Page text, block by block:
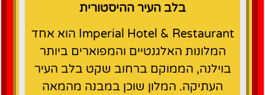
בלב העיר ההיסטורית
Imperial Hotel & Restaurant הוא אחד
המלונות האלגנטיים והמפוארים ביותר
בוילנה, הממוקם ברחוב שקט בלב העיר
העתיקה. המלון שוכן במבנה מהמאה